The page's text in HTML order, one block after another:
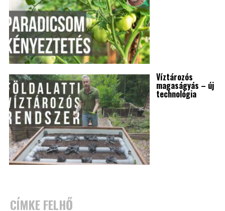
Víztározós
magaságyás – új
technológia
CÍMKE FELHŐ